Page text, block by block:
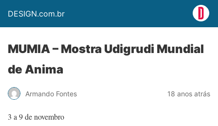
DESIGN.com.br
MUMIA – Mostra Udigrudi Mundial
de Anima
Armando Fontes 18 anos atrás
3 a 9 de novembro